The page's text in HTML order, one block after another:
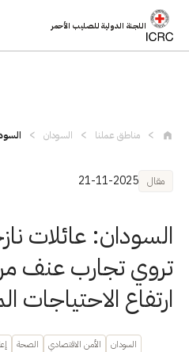
اللجنة الدولية للصليب الأحمر
مناطق عملنا السودان
مقال 21-11-2025
السودان: عائلات
تروي تجارب عنف
ارتفاع الاحتياجات
السودان الأمن الاقتصادي الصحة